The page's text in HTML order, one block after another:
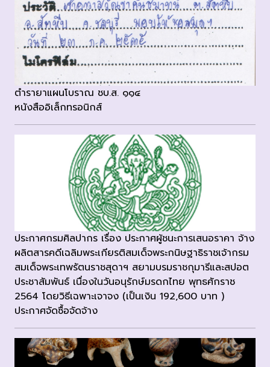
ตำรายาแผนโบราณ ชบ.ส. ๑๑๔
หนังสืออิเล็กทรอนิกส์
ประกาศกรมศิลปากร เรื่อง ประกาศผู้ชนะการเสนอราคา จ้าง
ผลิตสารคดีเฉลิมพระเกียรติสมเด็จพระกนิษฐาธิราชเจ้ากรม
สมเด็จพระเทพรัตนราชสุดาฯ สยามบรมราชกุมารีและสปอต
ประชาสัมพันธ์ เนื่องในวันอนุรักษ์มรดกไทย พุทธศักราช
2564 โดยวิธีเฉพาะเจาจง (เป็นเงิน 192,600 บาท )
ประกาศจัดซื้อจัดจ้าง